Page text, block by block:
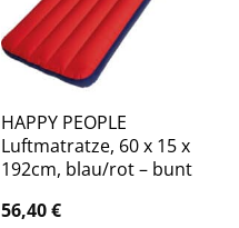
HAPPY PEOPLE
Luftmatratze, 60 x 15 x
192cm, blau/rot – bunt
56,40€